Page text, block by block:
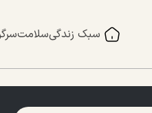
سبک زندگیسلامت